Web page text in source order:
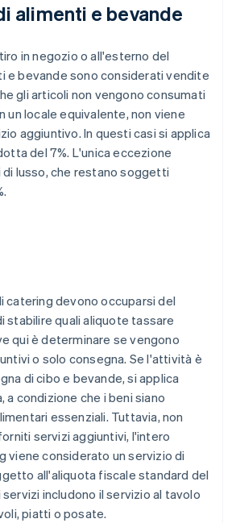
alimenti e bevande
in negozio o all'esterno del
e bevande sono considerati vendite
gli articoli non vengono consumati
un locale equivalente, non viene
aggiuntivo. In questi casi si applica
del 7%. L'unica eccezione
lusso, che restano soggetti
catering devono occuparsi del
stabilire quali aliquote tassare
qui è determinare se vengono
o solo consegna. Se l'attività è
di cibo e bevande, si applica
a condizione che i beni siano
essenziali. Tuttavia, non
servizi aggiuntivi, l'intero
viene considerato un servizio di
all'aliquota fiscale standard del
servizi includono il servizio al tavolo
piatti o posate.